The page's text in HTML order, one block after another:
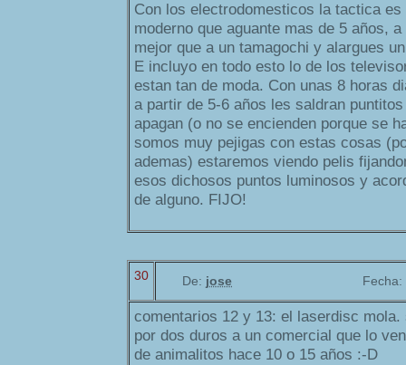
Con los electrodomesticos la tactica
moderno que aguante mas de 5 años,
mejor que a un tamagochi y alargues
E incluyo en todo esto lo de los
estan tan de moda. Con unas 8 horas
a partir de 5-6 años les saldran
apagan (o no se encienden porque se
somos muy pejigas con estas cosas
ademas) estaremos viendo pelis
esos dichosos puntos luminosos y
de alguno. FIJO!
30 De: jose Fecha:
comentarios 12 y 13: el laserdisc
por dos duros a un comercial que lo
de animalitos hace 10 o 15 años :-D